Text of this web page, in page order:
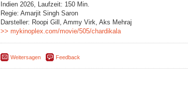
Indien 2026, Laufzeit: 150 Min.
Regie: Amarjit Singh Saron
Darsteller: Roopi Gill, Ammy Virk, Aks Mehraj
>> mykinoplex.com/movie/505/chardikala
Weitersagen Feedback